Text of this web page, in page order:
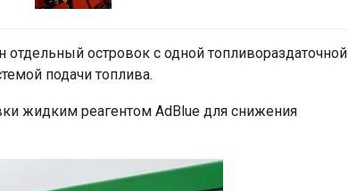
островок с одной топливораздаточной
подачи топлива.
жидким реагентом AdBlue для снижения